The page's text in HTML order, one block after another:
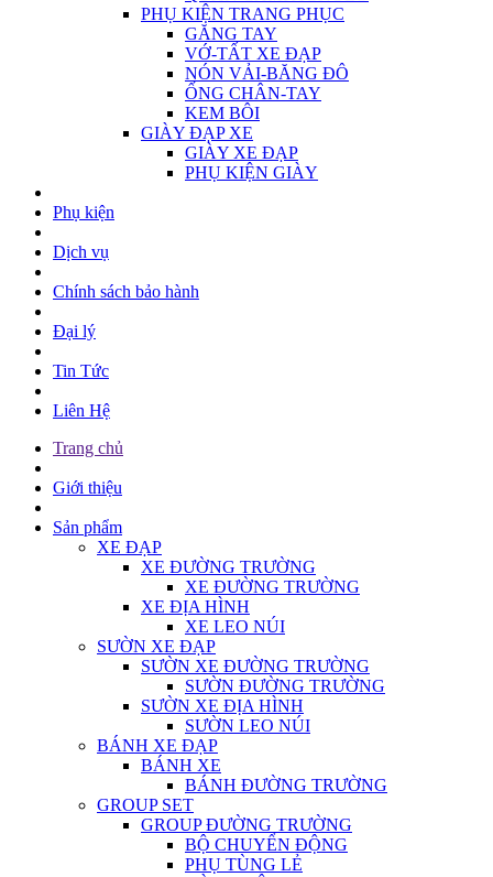
PHỤ KIỆN TRANG PHỤC
GĂNG TAY
VỚ-TẤT XE ĐẠP
NÓN VẢI-BĂNG ĐÔ
ỐNG CHÂN-TAY
KEM BÔI
GIÀY ĐẠP XE
GIÀY XE ĐẠP
PHỤ KIỆN GIÀY
Phụ kiện
Dịch vụ
Chính sách bảo hành
Đại lý
Tin Tức
Liên Hệ
Trang chủ
Giới thiệu
Sản phẩm
XE ĐẠP
XE ĐƯỜNG TRƯỜNG
XE ĐƯỜNG TRƯỜNG
XE ĐỊA HÌNH
XE LEO NÚI
SƯỜN XE ĐẠP
SƯỜN XE ĐƯỜNG TRƯỜNG
SƯỜN ĐƯỜNG TRƯỜNG
SƯỜN XE ĐỊA HÌNH
SƯỜN LEO NÚI
BÁNH XE ĐẠP
BÁNH XE
BÁNH ĐƯỜNG TRƯỜNG
GROUP SET
GROUP ĐƯỜNG TRƯỜNG
BỘ CHUYỂN ĐỘNG
PHỤ TÙNG LẺ